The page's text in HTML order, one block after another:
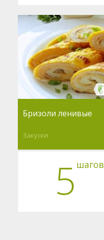
Бризоли ленивые
Закуски
5 шагов